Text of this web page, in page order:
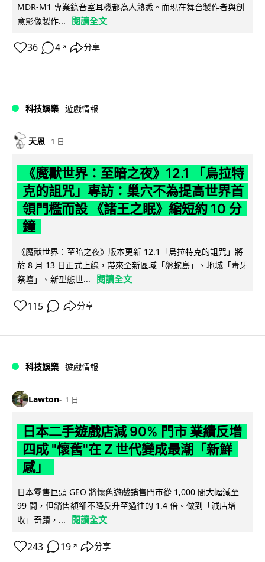
MDR-M1 專業錄音室耳機都為人熟悉。而現在舞台製作者與創
意影像製作...
閱讀全文
36 4 ↗ 分享
科技娛樂 遊戲情報
天恩 1 日
《魔獸世界：至暗之夜》12.1 「烏拉特
克的詛咒」專訪：巢穴不為提高世界首
領門檻而設 《諸王之眠》縮短約 10 分
鐘
《魔獸世界：至暗之夜》版本更新 12.1「烏拉特克的詛咒」將
於 8 月 13 日正式上線，帶來全新區域「盤蛇島」、地城「毒牙
祭壇」、新型態世...
閱讀全文
115 分享
科技娛樂 遊戲情報
Lawton 1 日
日本二手遊戲店減 90% 門市 業績反增
四成 "懷舊"在 Z 世代變成最潮「新鮮
感」
日本零售巨頭 GEO 將懷舊遊戲銷售門市從 1,000 間大幅減至
99 間，但銷售額卻不降反升至過往的 1.4 倍。做到「減店增
收」奇蹟，...
閱讀全文
243 19 ↗ 分享